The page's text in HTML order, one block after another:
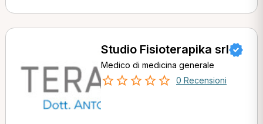
Studio Fisioterapika srl
Medico di medicina generale
0 Recensioni